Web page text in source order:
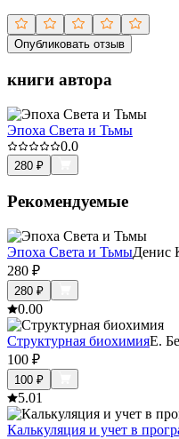
Опубликовать отзыв
книги автора
Эпоха Света и Тьмы
0.0
280 ₽
Рекомендуемые
Эпоха Света и ТьмыДенис
280 ₽
280 ₽
0.00
Структурная биохимияЕ.
100 ₽
100 ₽
5.01
Калькуляция и учет в